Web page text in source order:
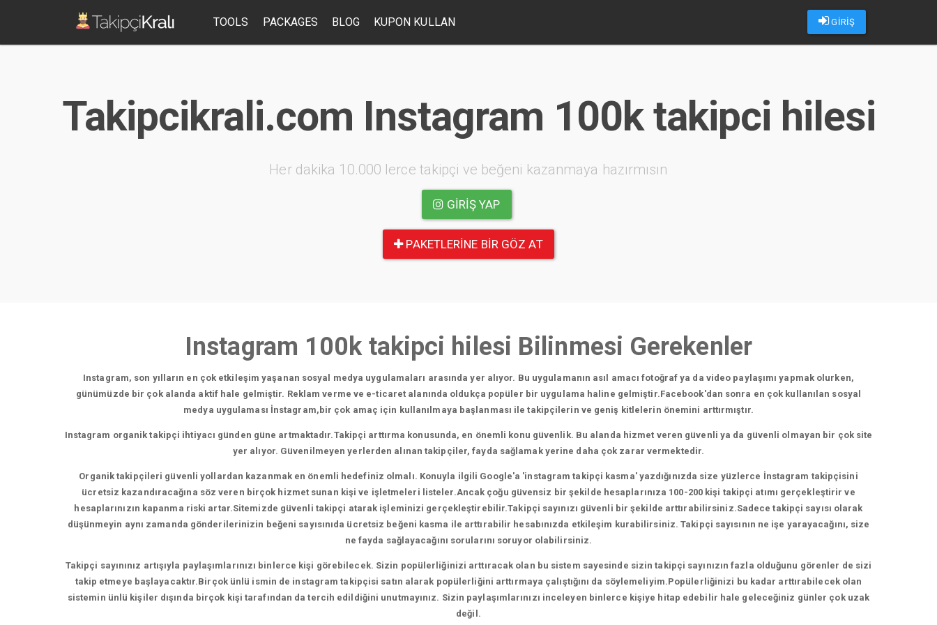
GİRİŞ
TOOLS PACKAGES BLOG KUPON KULLAN
Takipcikrali.com Instagram 100k takipci hilesi
Her dakika 10.000 lerce takipçi ve beğeni kazanmaya hazırmısın
GIRIŞ YAP
PAKETLERINE BIR GÖZ AT
Instagram 100k takipci hilesi Bilinmesi Gerekenler
Instagram, son yılların en çok etkileşim yaşanan sosyal medya uygulamaları arasında yer alıyor. Bu uygulamanın asıl amacı fotoğraf ya da video paylaşımı yapmak olurken,
günümüzde bir çok alanda aktif hale gelmiştir. Reklam verme ve e-ticaret alanında oldukça popüler bir uygulama haline gelmiştir.Facebook'dan sonra en çok kullanılan sosyal
medya uygulaması İnstagram,bir çok amaç için kullanılmaya başlanması ile takipçilerin ve geniş kitlelerin önemini arttırmıştır.
Instagram organik takipçi ihtiyacı günden güne artmaktadır.Takipçi arttırma konusunda, en önemli konu güvenlik. Bu alanda hizmet veren güvenli ya da güvenli olmayan bir çok site
yer alıyor. Güvenilmeyen yerlerden alınan takipçiler, fayda sağlamak yerine daha çok zarar vermektedir.
Organik takipçileri güvenli yollardan kazanmak en önemli hedefiniz olmalı. Konuyla ilgili Google'a 'instagram takipçi kasma' yazdığınızda size yüzlerce İnstagram takipçisini
ücretsiz kazandıracağına söz veren birçok hizmet sunan kişi ve işletmeleri listeler.Ancak çoğu güvensiz bir şekilde hesaplarınıza 100-200 kişi takipçi atımı gerçekleştirir ve
hesaplarınızın kapanma riski artar.Sitemizde güvenli takipçi atarak işleminizi gerçekleştirebilir.Takipçi sayınızı güvenli bir şekilde arttırabilirsiniz.Sadece takipçi sayısı olarak
düşünmeyin aynı zamanda gönderilerinizin beğeni sayısınıda ücretsiz beğeni kasma ile arttırabilir hesabınızda etkileşim kurabilirsiniz. Takipçi sayısının ne işe yarayacağını, size
ne fayda sağlayacağını sorularını soruyor olabilirsiniz.
Takipçi sayınınız artışıyla paylaşımlarınızı binlerce kişi görebilecek. Sizin popülerliğinizi arttıracak olan bu sistem sayesinde sizin takipçi sayınızın fazla olduğunu görenler de sizi
takip etmeye başlayacaktır.Birçok ünlü ismin de instagram takipçisi satın alarak popülerliğini arttırmaya çalıştığını da söylemeliyim.Popülerliğinizi bu kadar arttırabilecek olan
sistemin ünlü kişiler dışında birçok kişi tarafından da tercih edildiğini unutmayınız. Sizin paylaşımlarınızı inceleyen binlerce kişiye hitap edebilir hale geleceğiniz günler çok uzak
değil.